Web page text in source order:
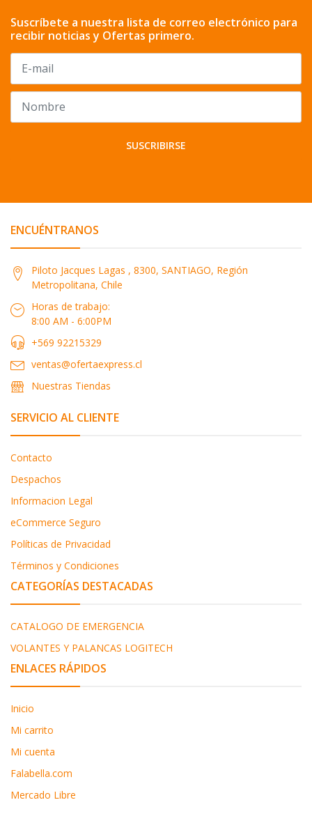
Suscríbete a nuestra lista de correo electrónico para
recibir noticias y Ofertas primero.
SUSCRIBIRSE
ENCUÉNTRANOS
Piloto Jacques Lagas , 8300, SANTIAGO, Región
Metropolitana, Chile
Horas de trabajo:
8:00 AM - 6:00PM
+569 92215329
ventas@ofertaexpress.cl
Nuestras Tiendas
SERVICIO AL CLIENTE
Contacto
Despachos
Informacion Legal
eCommerce Seguro
Políticas de Privacidad
Términos y Condiciones
CATEGORÍAS DESTACADAS
CATALOGO DE EMERGENCIA
VOLANTES Y PALANCAS LOGITECH
ENLACES RÁPIDOS
Inicio
Mi carrito
Mi cuenta
Falabella.com
Mercado Libre